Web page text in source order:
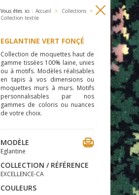
Vous êtes ici : Accueil > Collections
>
Collection textile
EGLANTINE VERT FONÇÉ
Collection de moquettes haut de
gamme tissées 100% laine, unies
ou à motifs. Modèles réalisables
en tapis à vos dimensions ou
moquettes murs à murs. Motifs
personnalisables par nos
gammes de coloris ou nuances
de votre choix.
MODÈLE
Eglantine
COLLECTION / RÉFÉRENCE
EXCELLENCE-CA
COULEURS